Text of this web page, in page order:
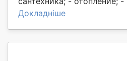
Докладніше